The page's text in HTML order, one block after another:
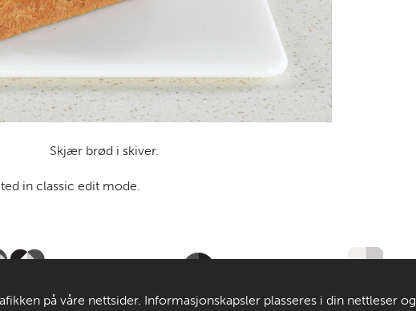
Skjær brød i skiver.
in classic edit mode.
på våre nettsider. Informasjonskapsler plasseres i din nettleser og